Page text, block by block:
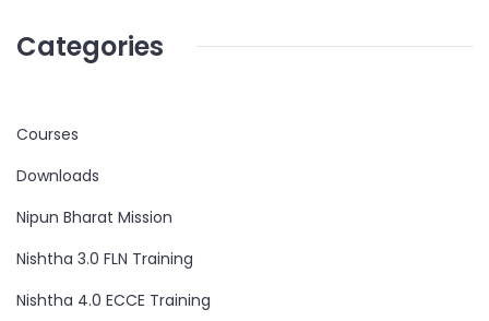
Categories
Courses
Downloads
Nipun Bharat Mission
Nishtha 3.0 FLN Training
Nishtha 4.0 ECCE Training